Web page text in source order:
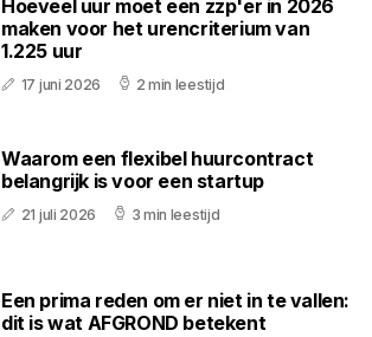
Hoeveel uur moet een zzp'er in 2026
maken voor het urencriterium van
1.225 uur
17 juni 2026 2 min leestijd
Waarom een flexibel huurcontract
belangrijk is voor een startup
21 juli 2026 3 min leestijd
Een prima reden om er niet in te vallen:
dit is wat AFGROND betekent